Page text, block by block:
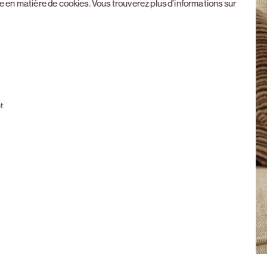
en matière de cookies. Vous trouverez plus d’informations sur